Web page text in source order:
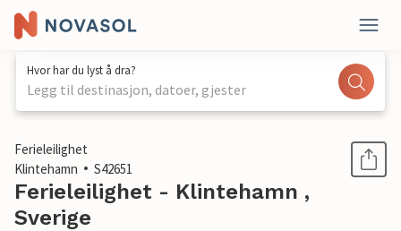
Hvor har du lyst å dra?
Legg til destinasjon, datoer, gjester
1 / 1
Ferieleilighet
Klintehamn
S42651
Ferieleilighet - Klintehamn ,
Sverige